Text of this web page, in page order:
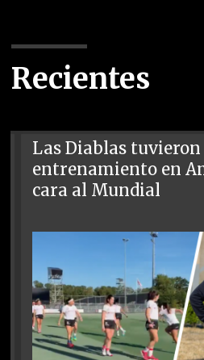
Recientes
Las Diablas
entrenamiento en
cara al Mundial